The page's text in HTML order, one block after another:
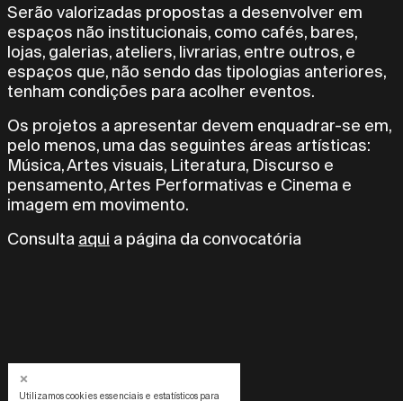
Utilizamos cookies essenciais e estatísticos para
Serão valorizadas propostas a desenvolver em
espaços não institucionais, como cafés, bares,
lojas, galerias, ateliers, livrarias, entre outros, e
espaços que, não sendo das tipologias anteriores,
tenham condições para acolher eventos.
Os projetos a apresentar devem enquadrar-se em,
pelo menos, uma das seguintes áreas artísticas:
Música, Artes visuais, Literatura, Discurso e
pensamento, Artes Performativas e Cinema e
imagem em movimento.
Consulta aqui a página da convocatória